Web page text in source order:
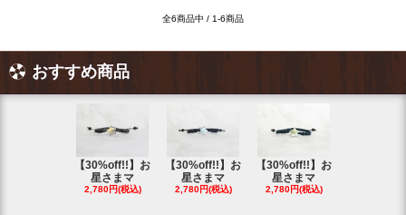
全6商品中 / 1-6商品
おすすめ商品
【30%off!!】お
星さまマ
2,780円(税込)
【30%off!!】お
星さまマ
2,780円(税込)
【30%off!!】お
星さまマ
2,780円(税込)